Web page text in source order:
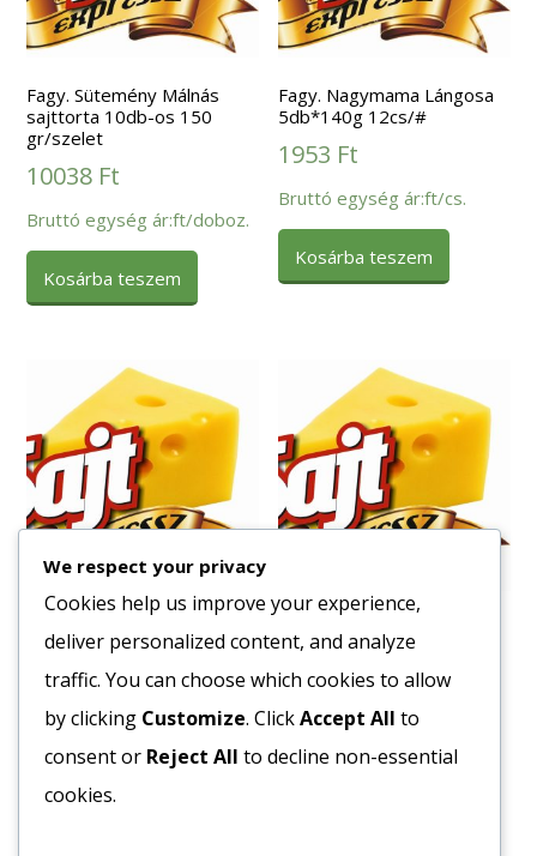
Fagy. Sütemény Málnás
sajttorta 10db-os 150
gr/szelet
10038 Ft
Bruttó egység ár:ft/doboz.
Kosárba teszem
Fagy. Nagymama Lángosa
5db*140g 12cs/#
1953 Ft
Bruttó egység ár:ft/cs.
Kosárba teszem
Fagy. Sütemény Málnás
Csészetorta 9 db-os
175gr/db
12091Ft
Bruttó egység ár:ft/doboz.
Fagy. Sütemény Baklava
Piszt. Tégla 21 szelet
95gr/szelet
16778Ft
Bruttó egység ár:ft/doboz.
We respect your privacy
Cookies help us improve your experience,
deliver personalized content, and analyze
traffic. You can choose which cookies to allow
by clicking Customize. ClickAccept All to
consent or Reject All to decline non-essential
cookies.